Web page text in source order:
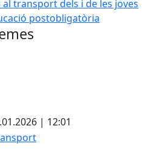
al transport dels i de les joves
postobligatòria
| 12:01